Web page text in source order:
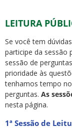
LEITURA
Se você tem
participe da sessão
sessão de
prioridade às
tenhamos tempo
perguntas. As
nesta página.
1ª Sessão de